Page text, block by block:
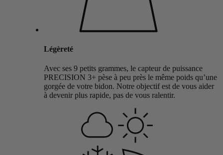
Légèreté
Avec ses 9 petits grammes, le capteur de puissance
PRECISION 3+ pèse à peu près le même poids qu’une
gorgée de votre bidon. Notre objectif est de vous aider
à devenir plus rapide, pas de vous ralentir.